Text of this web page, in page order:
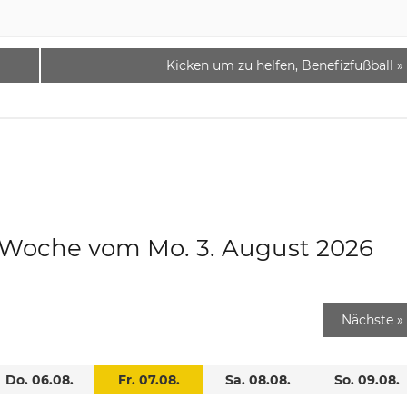
Kicken um zu helfen, Benefizfußball »
vom Mo. 3. August 2026
Nächste »
Do. 06.08.
Fr. 07.08.
Sa. 08.08.
So. 09.08.